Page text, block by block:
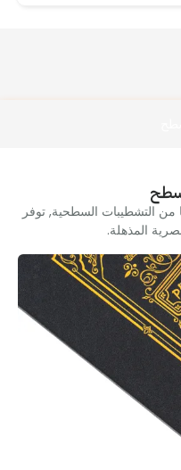
التشطيبات السطحية, توفر
المذهلة.